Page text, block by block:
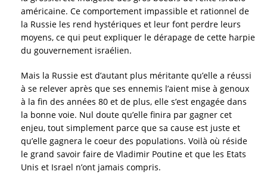
américaine. Ce comportement impassible et rationnel de
la Russie les rend hystériques et leur font perdre leurs
moyens, ce qui peut expliquer le dérapage de cette harpie
du gouvernement israélien.
Mais la Russie est d’autant plus méritante qu’elle a réussi
à se relever après que ses ennemis l’aient mise à genoux
à la fin des années 80 et de plus, elle s’est engagée dans
la bonne voie. Nul doute qu’elle finira par gagner cet
enjeu, tout simplement parce que sa cause est juste et
qu’elle gagnera le coeur des populations. Voilà où réside
le grand savoir faire de Vladimir Poutine et que les Etats
Unis et Israel n’ont jamais compris.